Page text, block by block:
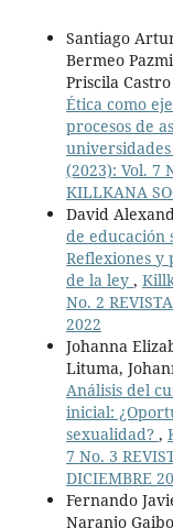
Santiago
Bermeo
Priscila
Ética como
procesos de
universidades
(2023): Vol. 7
KILLKANA
David
de educación
Reflexiones y
de la ley ,
No. 2
2022
Johanna
Lituma,
Análisis del
inicial:
sexualidad? ,
7 No. 3
DICIEMBRE
Fernando
Naranjo